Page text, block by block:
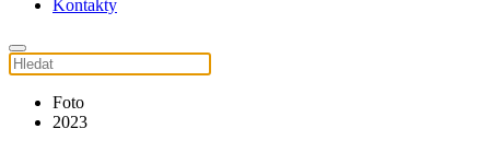
Kontakty
Foto
2023